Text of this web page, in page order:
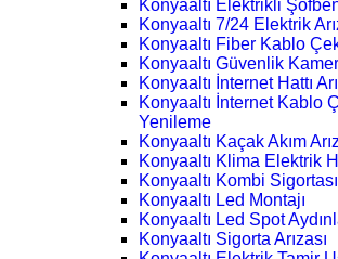
Konyaaltı Elektrikli
Konyaaltı 7/24 Elektrik
Konyaaltı Fiber Kablo
Konyaaltı Güvenlik
Konyaaltı İnternet Hattı
Konyaaltı İnternet Kablo
Yenileme
Konyaaltı Kaçak Akım
Konyaaltı Klima Elektrik
Konyaaltı Kombi Sigortası
Konyaaltı Led Montajı
Konyaaltı Led Spot
Konyaaltı Sigorta Arızası